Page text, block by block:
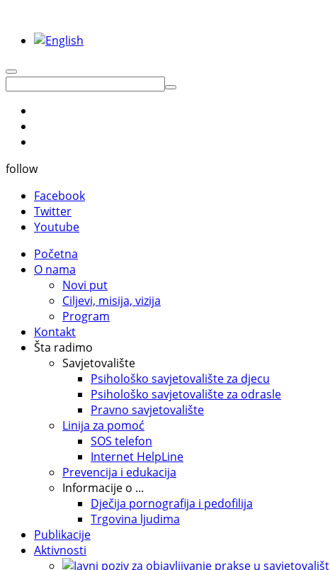
follow
Facebook
Twitter
Youtube
Početna
O nama
Novi put
Ciljevi, misija, vizija
Program
Kontakt
Šta radimo
Savjetovalište
Psihološko savjetovalište za djecu
Psihološko savjetovalište za odrasle
Pravno savjetovalište
Linija za pomoć
SOS telefon
Internet HelpLine
Prevencija i edukacija
Informacije o ...
Dječija pornografija i pedofilija
Trgovina ljudima
Publikacije
Aktivnosti